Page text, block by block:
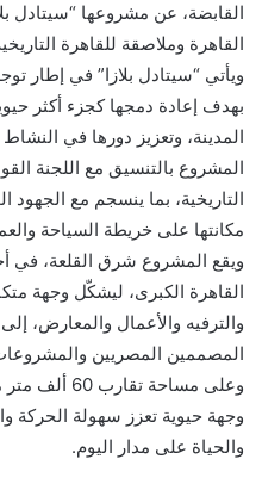
القابضة، عن مشروعها “سيتادل
القاهرة وملاصقة للقاهرة
ويأتي “سيتادل بلازا” في إطار
بهدف إعادة دمجها كجزء أكثر
المدينة، وتعزيز دورها في
المشروع بالتنسيق مع اللجنة
التاريخية، بما ينسجم مع الجهود
مكانتها على خريطة السياحة
ويقع المشروع شرق القلعة، في
القاهرة الكبرى، ليشكّل وجهة
والترفيه والأعمال
المصممين المصريين
وعلى مساحة
وجهة حيوية تعزز سهولة الحركة
والحياة على مدار اليوم.